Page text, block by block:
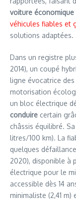
voiture économique
véhicules fiables et
solutions adaptées.
Dans un registre
2014), un coupé
ligne évocatrice
motorisation
un bloc électrique
conduire certain
châssis équilibré.
litres/100 km). La
quelques
2020), disponible à
électrique pour le
accessible dès 14
minimaliste (2,41